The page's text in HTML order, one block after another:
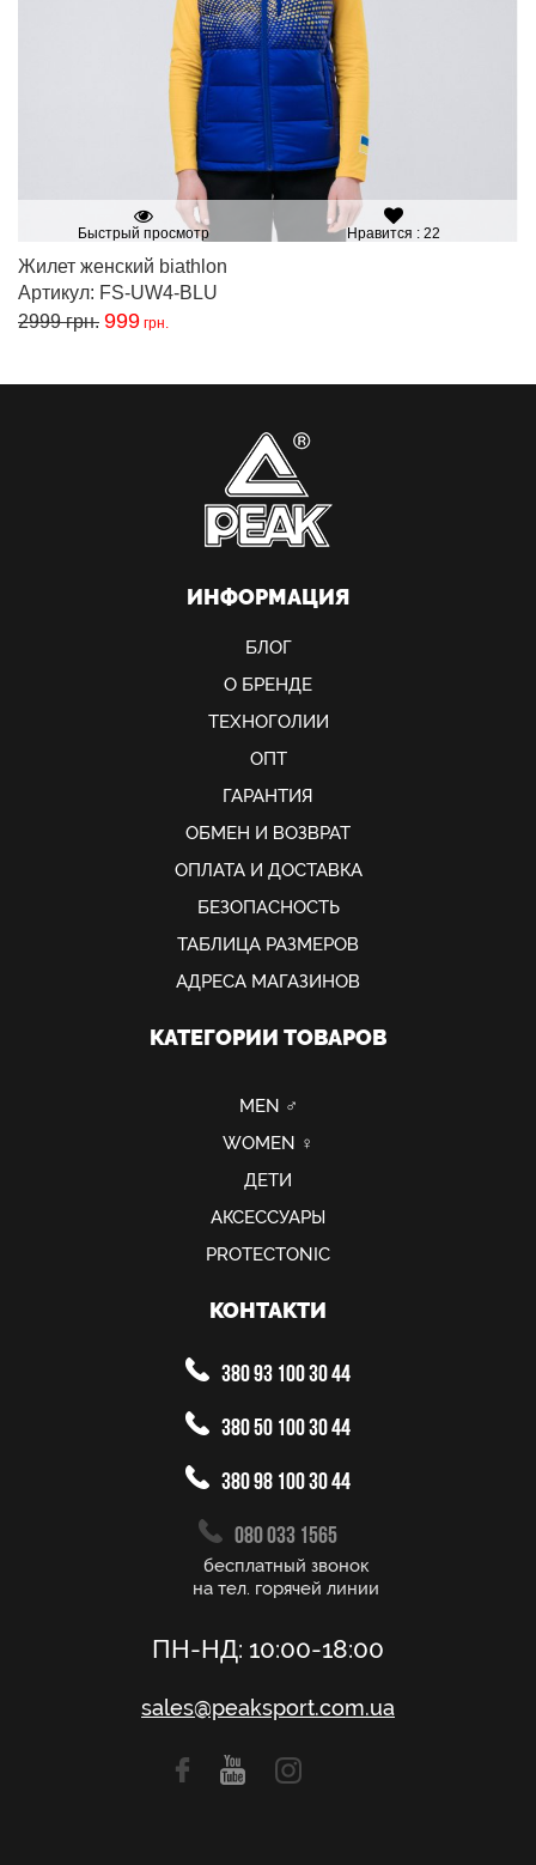
Быстрый просмотр Нравится : 22
Жилет женский biathlon
Артикул: FS-UW4-BLU
2999грн. 999 грн.
ИНФОРМАЦИЯ
БЛОГ
О БРЕНДЕ
ТЕХНОГОЛИИ
ОПТ
ГАРАНТИЯ
ОБМЕН И ВОЗВРАТ
ОПЛАТА И ДОСТАВКА
БЕЗОПАСНОСТЬ
ТАБЛИЦА РАЗМЕРОВ
АДРЕСА МАГАЗИНОВ
КАТЕГОРИИ ТОВАРОВ
MEN ♂
WOMEN ♀
ДЕТИ
АКСЕССУАРЫ
PROTECTONIC
КОНТАКТИ
380 93 100 30 44
380 50 100 30 44
380 98 100 30 44
080 033 1565
бесплатный звонок
на тел. горячей линии
ПН-НД: 10:00-18:00
sales@peaksport.com.ua